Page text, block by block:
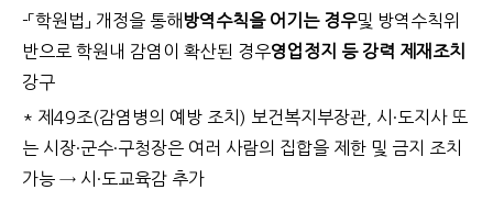
-「학원법」 개정을 통해 방역수칙을 어기는 경우및 방역수칙위
반으로 학원내 감염이 확산된 경우영업정지 등 강력 제재조치
강구
* 제49조(감염병의 예방 조치) 보건복지부장관, 시·도지사 또
는 시장·군수·구청장은 여러 사람의 집합을 제한 및 금지 조치
가능 → 시·도교육감 추가